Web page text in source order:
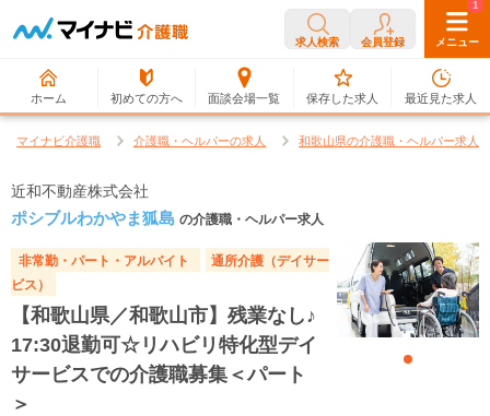
求人検索 会員登録 メニュー
ホーム 初めての方へ 面談会場一覧
0
保存した求人
1
最近見た求人
マイナビ介護職 介護職・ヘルパーの求人 和歌山県の介護職・ヘルパー求人
近和不動産株式会社
ポシブルわかやま狐島 の介護職・ヘルパー求人
非常勤・パート・アルバイト
通所介護（デイサー
ビス）
【和歌山県／和歌山市】残業なし♪
17:30退勤可☆リハビリ特化型デイ
サービスでの介護職募集＜パート
＞